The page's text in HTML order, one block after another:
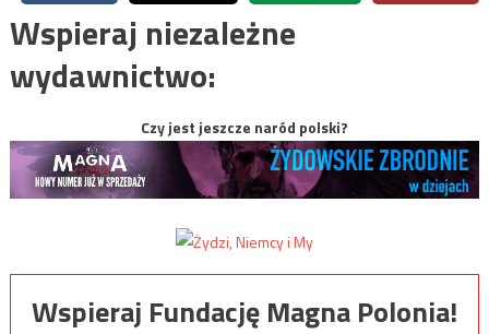
Wspieraj niezależne
wydawnictwo:
Czy jest jeszcze naród polski?
Wspieraj Fundację Magna Polonia!